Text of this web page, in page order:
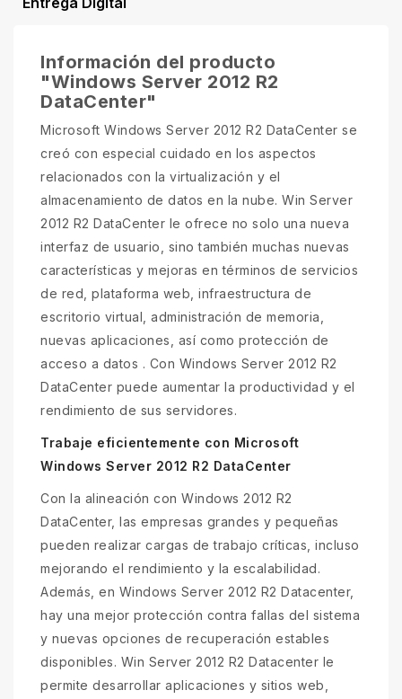
Información del producto
"Windows Server 2012 R2
DataCenter"
Microsoft Windows Server 2012 R2 DataCenter se
creó con especial cuidado en los aspectos
relacionados con la virtualización y el
almacenamiento de datos en la nube. Win Server
2012 R2 DataCenter le ofrece no solo una nueva
interfaz de usuario, sino también muchas nuevas
características y mejoras en términos de servicios
de red, plataforma web, infraestructura de
escritorio virtual, administración de memoria,
nuevas aplicaciones, así como protección de
acceso a datos . Con Windows Server 2012 R2
DataCenter puede aumentar la productividad y el
rendimiento de sus servidores.
Trabaje eficientemente con Microsoft
Windows Server 2012 R2 DataCenter
Con la alineación con Windows 2012 R2
DataCenter, las empresas grandes y pequeñas
pueden realizar cargas de trabajo críticas, incluso
mejorando el rendimiento y la escalabilidad.
Además, en Windows Server 2012 R2 Datacenter,
hay una mejor protección contra fallas del sistema
y nuevas opciones de recuperación estables
disponibles. Win Server 2012 R2 Datacenter le
permite desarrollar aplicaciones y sitios web,